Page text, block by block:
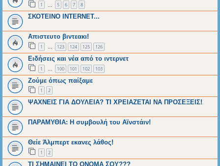
1 5 6 7 8
ΣΚΟΤΕΙΝΟ ΙΝΤΕRNET...
Απιστευτο βιντεακι!
1 … 123 124 125 126
Ειδήσεις και νέα από το ιντερνετ
1 … 100 101 102 103
Ζούμε όπως παίξαμε
1 2
ΨΑΧΝΕΙΣ ΓΙΑ ΔΟΥΛΕΙΑ? ΤΙ ΧΡΕΙΑΖΕΤΑΙ ΝΑ ΠΡΟΣΕΞΕΙΣ!
ΠΑΡΑΜΥΘΙΑ: Η συμβουλή του Αϊνστάιν!
Θείε Άλμπερτ εκανες λάθος!
1 2
ΤΙ ΣΗΜΑΙΝΕΙ ΤΟ ΟΝΟΜΑ ΣΟΥ???